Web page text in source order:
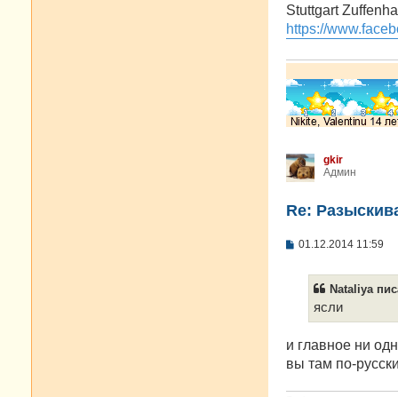
о
щ
н
е
Stuttgart
https://
gkir
Админ
Re:
С
е
01.12.2014 11:59
Nataliya
ясли
и главное ни
вы там по-